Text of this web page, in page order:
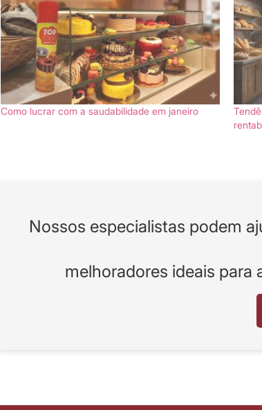
Como lucrar com a saudabilidade em janeiro
Nossos especialistas podem
melhoradores ideais para